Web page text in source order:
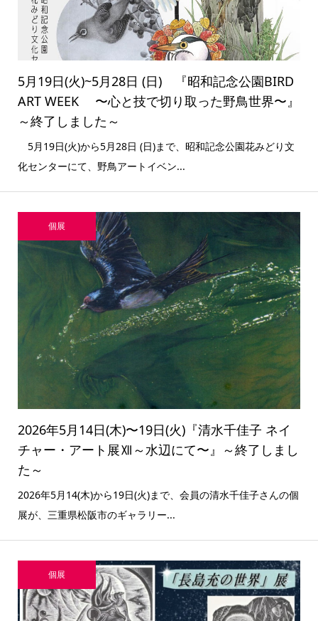
5月19日(火)~5月28日 (日) 『昭和記念公園BIRD
ART WEEK 〜心と技で切り取った野鳥世界〜』
～終了しました～
5月19日(火)から5月28日 (日)まで、昭和記念公園花みどり文
化センターにて、野鳥アートイベン...
個展
2026年5月14日(木)〜19日(火)『清水千佳子 ネイ
チャー・アート展Ⅻ～水辺にて〜』～終了しまし
た～
2026年5月14(木)から19日(火)まで、会員の清水千佳子さんの個
展が、三重県松阪市のギャラリー...
個展